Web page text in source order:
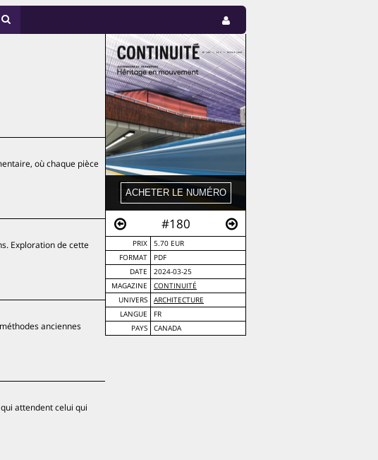
#180
PRIX
5.70 EUR
FORMAT
PDF
DATE
2024-03-25
MAGAZINE
CONTINUITÉ
UNIVERS
ARCHITECTURE
LANGUE
FR
PAYS
CANADA
où chaque pièce
Exploration de cette
anciennes
attendent celui qui